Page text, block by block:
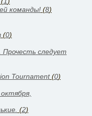
команды! (8)
(0)
Прочесть следует
Tournament(0)
(2)